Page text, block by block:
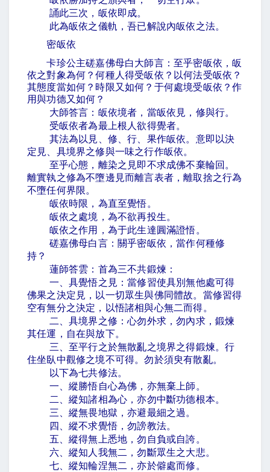
誦此三次，皈依即成。
此為皈依之儀軌，吾已解說內皈依之法。
密皈依
卡珍公主磋嘉佛母白大師言：至乎密皈依，皈
依之對象為何？何種人得受皈依？以何法受皈依？
其態度當如何？時限又如何？于何處境受皈依？作
用與功德又如何？
大師答言：皈依境者，當皈依見，修與行。
受皈依者為最上根人欲得覺者。
其法為以見、修、行、果作皈依。意即以決
定見、具境界之修與一味之行作皈依。
至乎心態，離染之見即不求成佛不棄輪回。
離實執之修為不墮邊見而離言表者，離取捨之行為
不墮任何界限。
皈依時限，為直至覺悟。
皈依之處境，為不欲再投生。
皈依之作用，為于此生達圓滿證悟。
磋嘉佛母白言：關乎密皈依，當作何種修
持？
蓮師答雲：首為三不共鍛煉：
一、具覺悟之見：當修習使具別無他處可得
佛果之決定見，以一切眾生與佛同體故。當修習得
空有無分之決定，以悟諸相與心無二而得。
二、具境界之修：心勿外求，勿內求，鍛煉
其任運，自在與放下。
三、至平行之於無散亂之境界之得鍛煉。行
住坐臥中觀修之境不可得。勿於須臾有散亂。
以下為七共修法。
一、縱勝悟自心為佛，亦無棄上師。
二、縱知諸相為心，亦勿中斷功德根本。
三、縱無畏地獄，亦避最細之過。
四、縱不求覺悟，勿謗教法。
五、縱得無上悉地，勿自負或自誇。
六、縱知人我無二，勿斷眾生之大悲。
七、縱知輪涅無二，亦於僻處而修。